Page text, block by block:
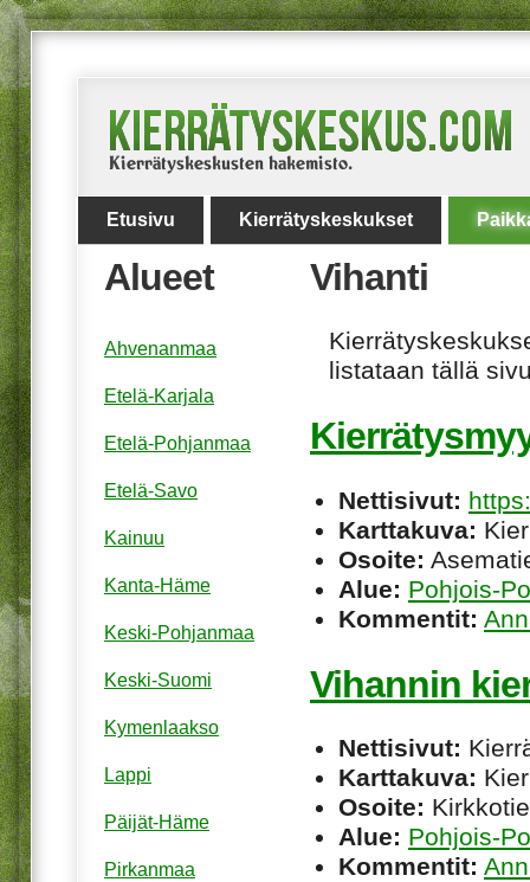
Etusivu Kierrätyskeskukset
Vihanti
listataan tällä
Nettisivut:
Karttakuva:
Osoite:
Alue: Pohjois-
Kommentit:
Vihannin
Nettisivut:
Karttakuva:
Osoite:
Alue: Pohjois-
Kommentit:
Alueet
Ahvenanmaa
Etelä-Karjala
Etelä-Pohjanmaa
Etelä-Savo
Kainuu
Kanta-Häme
Keski-Pohjanmaa
Keski-Suomi
Kymenlaakso
Lappi
Päijät-Häme
Pirkanmaa